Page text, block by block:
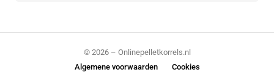
© 2026 – Onlinepelletkorrels.nl
Algemene voorwaarden
Cookies